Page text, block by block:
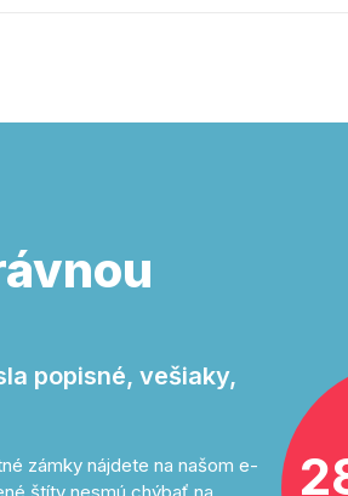
popisné, vešiaky,
zámky nájdete na našom e-